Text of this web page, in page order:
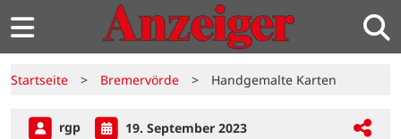
Startseite > Bremervörde > Handgemalte Karten
rgp 19. September 2023